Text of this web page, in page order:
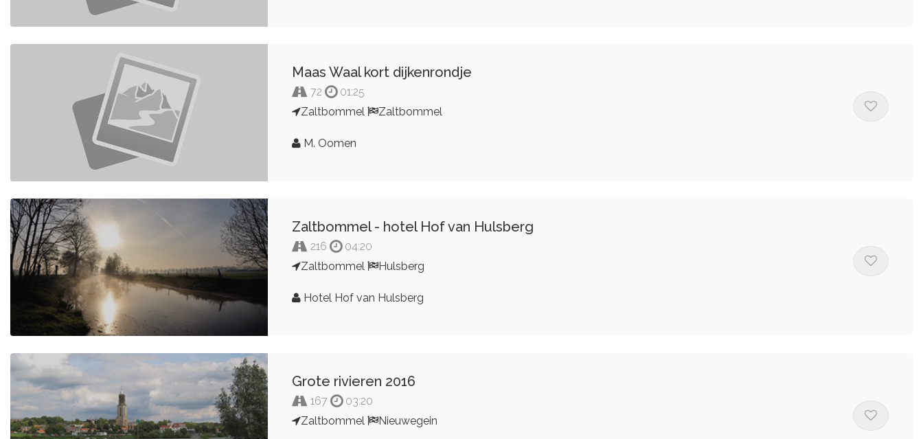
Maas Waal kort dijkenrondje
72
01:25
Zaltbommel
Zaltbommel
M. Oomen
Zaltbommel - hotel Hof van Hulsberg
216
04:20
Zaltbommel
Hulsberg
Hotel Hof van Hulsberg
Grote rivieren 2016
167
03:20
Zaltbommel
Nieuwegein